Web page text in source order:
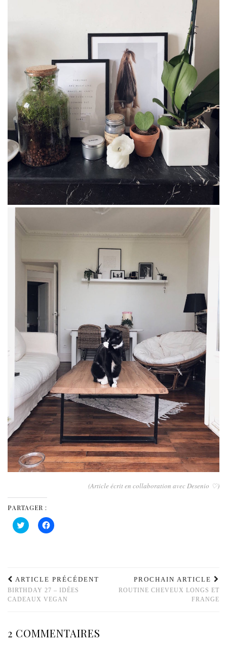
(Article écrit en collaboration avec Desenio ♡)
PARTAGER :
Cliquez
pour
fenêtre)
Cliquez
pour
fenêtre)
ARTICLE PRÉCÉDENT
BIRTHDAY 27 – IDÉES
CADEAUX VEGAN
PROCHAIN ARTICLE
ROUTINE CHEVEUX LONGS ET
FRANGE
2 COMMENTAIRES